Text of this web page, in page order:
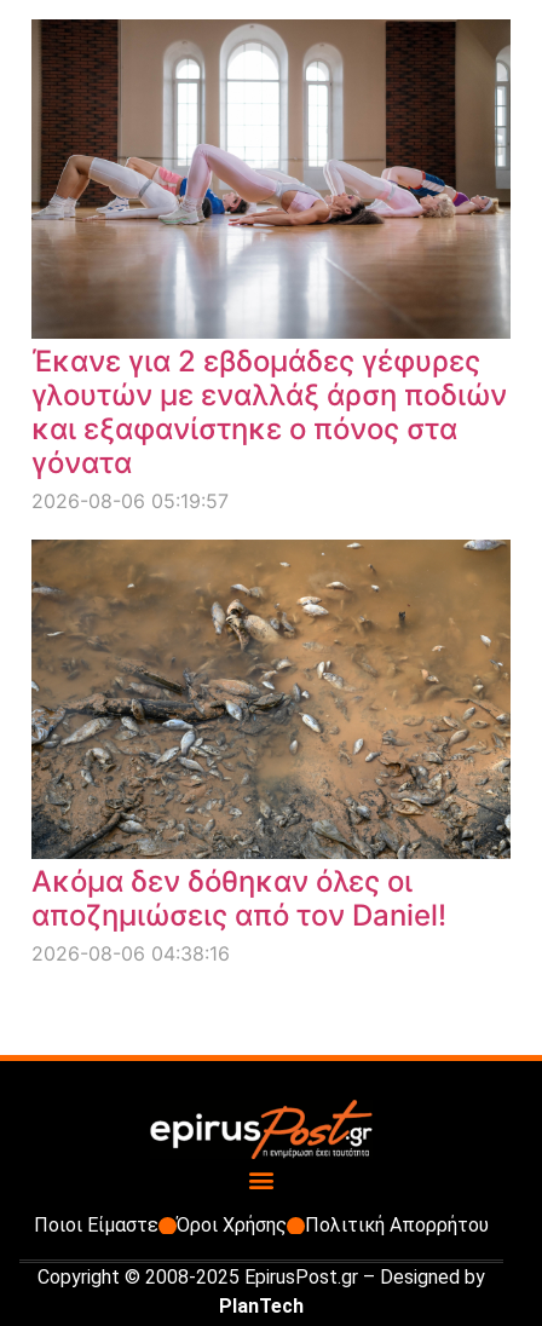
Έκανε για 2 εβδομάδες γέφυρες
γλουτών με εναλλάξ άρση ποδιών
και εξαφανίστηκε ο πόνος στα
γόνατα
2026-08-06 05:19:57
Ακόμα δεν δόθηκαν όλες οι
αποζημιώσεις από τον Daniel!
2026-08-06 04:38:16
Ποιοι Είμαστε Όροι Χρήσης Πολιτική Απορρήτου
Copyright © 2008-2025 EpirusPost.gr – Designed by
PlanTech